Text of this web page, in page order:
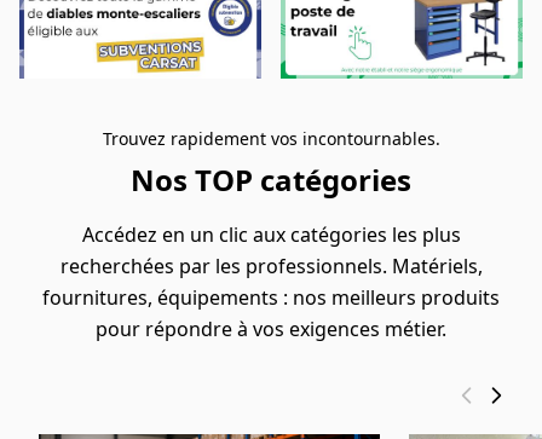
Trouvez rapidement vos incontournables.
Nos TOP catégories
Accédez en un clic aux catégories les plus
recherchées par les professionnels. Matériels,
fournitures, équipements : nos meilleurs produits
pour répondre à vos exigences métier.